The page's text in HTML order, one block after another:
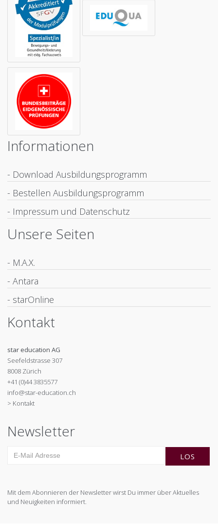
Informationen
- Download Ausbildungsprogramm
- Bestellen Ausbildungsprogramm
- Impressum und Datenschutz
Unsere Seiten
- M.A.X.
- Antara
- starOnline
Kontakt
star education AG
Seefeldstrasse 307
8008 Zürich
+41 (0)44 3835577
info@star-education.ch
> Kontakt
Newsletter
Mit dem Abonnieren der Newsletter wirst Du immer über Aktuelles
und Neuigkeiten informiert.